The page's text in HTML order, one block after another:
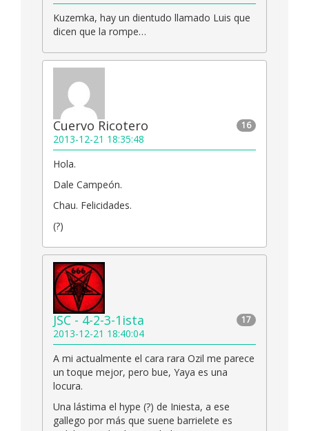
Kuzemka, hay un dientudo llamado Luis que
dicen que la rompe…
16
Cuervo Ricotero
2013-12-21 18:35:48
Hola.
Dale Campeón.
Chau. Felicidades.
(?)
17
JSC - 4-2-3-1ista
2013-12-21 18:40:04
A mi actualmente el cara rara Ozil me parece
un toque mejor, pero bue, Yaya es una
locura.
Una lástima el hype (?) de Iniesta, a ese
gallego por más que suene barrielete es